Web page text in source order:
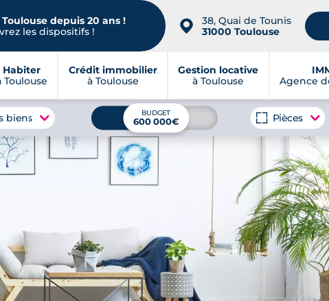
depuis 20 ans !
les dispositifs ! 📍
38, Quai de Tounis
31000 Toulouse
Habiter
Toulouse
Crédit immobilier
à Toulouse
Gestion locative
à Toulouse
Agence
biens BUDGET
600 000€ Pièces